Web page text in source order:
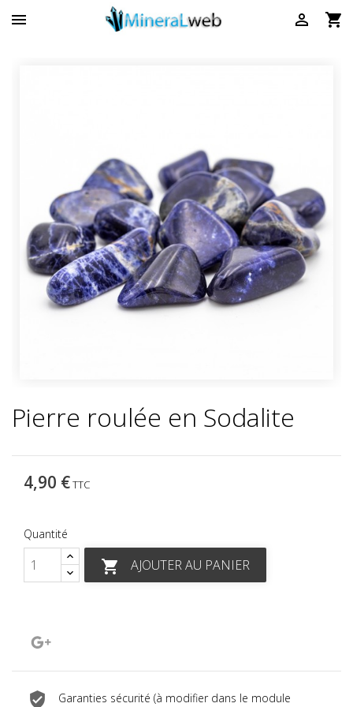
 

Pierre roulée en Sodalite
4,90 €TTC
Quantité
 AJOUTER AU PANIER
Garanties sécurité (à modifier dans le module